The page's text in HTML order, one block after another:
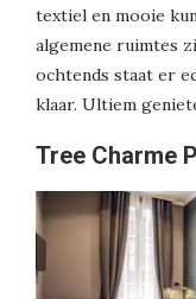
textiel en mooie
algemene ruimtes
ochtends staat er
klaar. Ultiem
Tree Charme